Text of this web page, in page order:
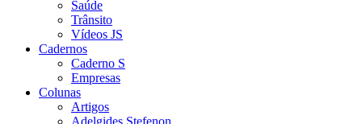
Saúde
Trânsito
Vídeos JS
Cadernos
Caderno S
Empresas
Colunas
Artigos